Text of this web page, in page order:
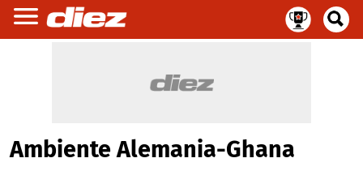
Ambiente Alemania-Ghana